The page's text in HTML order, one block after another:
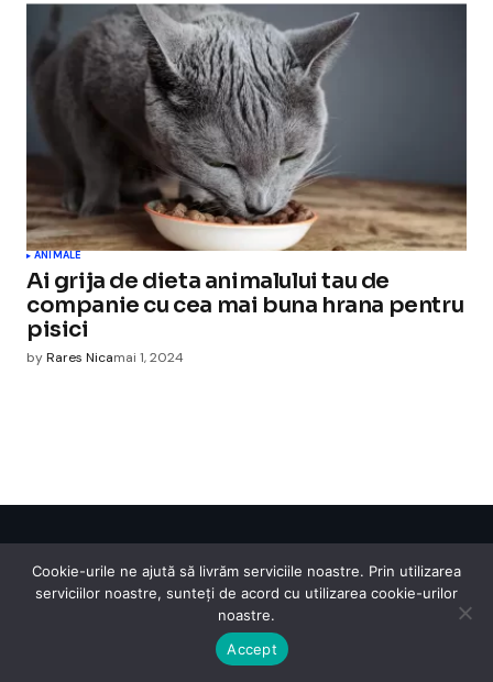
ANIMALE
Ai grija de dieta animalului tau de
companie cu cea mai buna hrana pentru
pisici
byRares Nicamai 1, 2024
Cismigiu Parc
© 2024 CismigiuParc. All Rights Reserved.
InternetLegislatieMedicalModaSarbatori TelefoaneContact
Cookie-urile ne ajută să livrăm serviciile noastre. Prin utilizarea
serviciilor noastre, sunteți de acord cu utilizarea cookie-urilor
noastre.
Accept